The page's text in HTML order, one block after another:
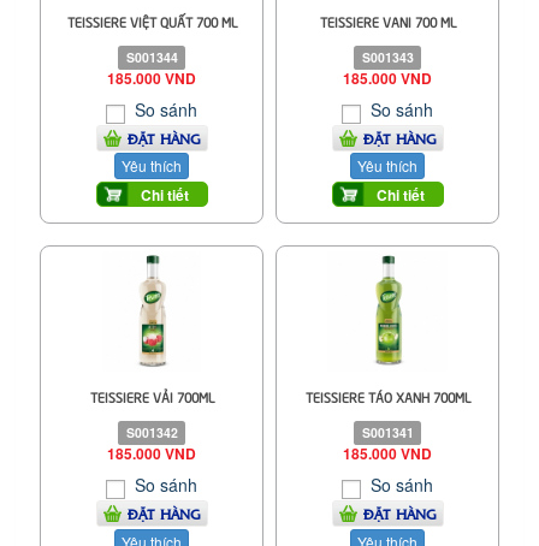
TEISSIERE VIỆT QUẤT 700 ML
S001344
185.000 VND
So sánh
ĐẶT HÀNG
Yêu thích
Chi tiết
TEISSIERE VANI 700 ML
S001343
185.000 VND
So sánh
ĐẶT HÀNG
Yêu thích
Chi tiết
TEISSIERE VẢI 700ML
S001342
185.000 VND
So sánh
ĐẶT HÀNG
Yêu thích
TEISSIERE TÁO XANH 700ML
S001341
185.000 VND
So sánh
ĐẶT HÀNG
Yêu thích